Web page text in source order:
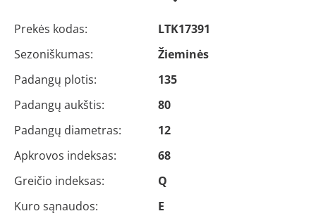
Prekės kodas:
LTK17391
Sezoniškumas:
Žieminės
Padangų plotis:
135
Padangų aukštis:
80
Padangų diametras:
12
Apkrovos indeksas:
68
Greičio indeksas:
Q
Kuro sąnaudos:
E